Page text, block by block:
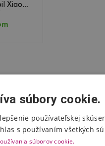
Xiaomi
súbory cookie.
používateľskej
s používaním všetkých
súborov cookie.